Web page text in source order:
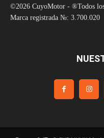
©2026 CuyoMotor - ®Todos los
Marca registrada №: 3.700.020